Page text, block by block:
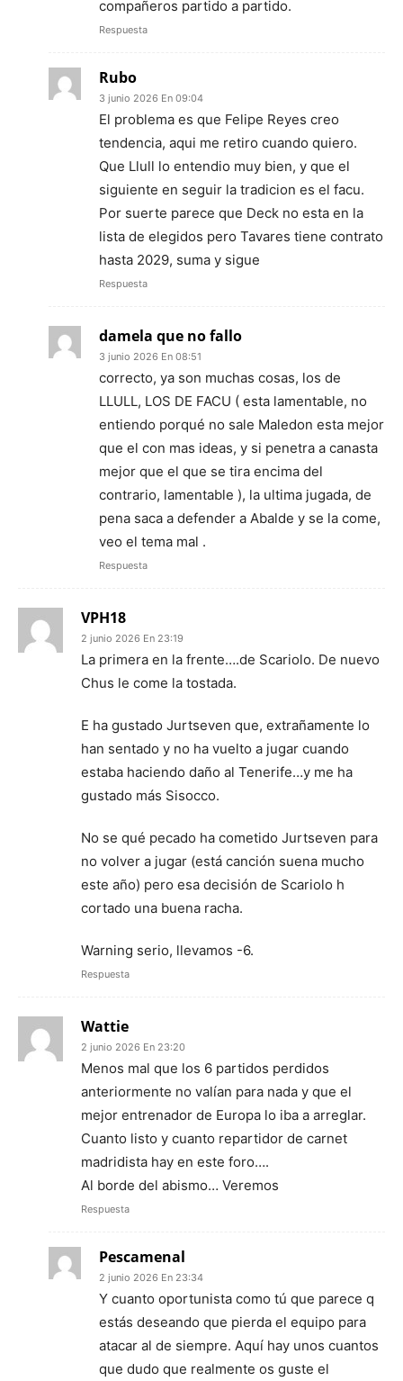
compañeros partido a partido.
Respuesta
Rubo
3 junio 2026 En 09:04
El problema es que Felipe Reyes creo
tendencia, aqui me retiro cuando quiero.
Que Llull lo entendio muy bien, y que el
siguiente en seguir la tradicion es el facu.
Por suerte parece que Deck no esta en la
lista de elegidos pero Tavares tiene contrato
hasta 2029, suma y sigue
Respuesta
damela que no fallo
3 junio 2026 En 08:51
correcto, ya son muchas cosas, los de
LLULL, LOS DE FACU ( esta lamentable, no
entiendo porqué no sale Maledon esta mejor
que el con mas ideas, y si penetra a canasta
mejor que el que se tira encima del
contrario, lamentable ), la ultima jugada, de
pena saca a defender a Abalde y se la come,
veo el tema mal .
Respuesta
VPH18
2 junio 2026 En 23:19
La primera en la frente….de Scariolo. De nuevo
Chus le come la tostada.
E ha gustado Jurtseven que, extrañamente lo
han sentado y no ha vuelto a jugar cuando
estaba haciendo daño al Tenerife…y me ha
gustado más Sisocco.
No se qué pecado ha cometido Jurtseven para
no volver a jugar (está canción suena mucho
este año) pero esa decisión de Scariolo h
cortado una buena racha.
Warning serio, llevamos -6.
Respuesta
Wattie
2 junio 2026 En 23:20
Menos mal que los 6 partidos perdidos
anteriormente no valían para nada y que el
mejor entrenador de Europa lo iba a arreglar.
Cuanto listo y cuanto repartidor de carnet
madridista hay en este foro….
Al borde del abismo… Veremos
Respuesta
Pescamenal
2 junio 2026 En 23:34
Y cuanto oportunista como tú que parece q
estás deseando que pierda el equipo para
atacar al de siempre. Aquí hay unos cuantos
que dudo que realmente os guste el